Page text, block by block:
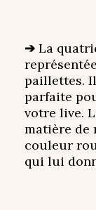
➔ La
paillettes.
parfaite
votre live.
matière de
couleur
qui lui